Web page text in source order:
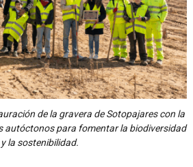
de la gravera de Sotopajares con la
autóctonos para fomentar la biodiversidad
y la sostenibilidad.